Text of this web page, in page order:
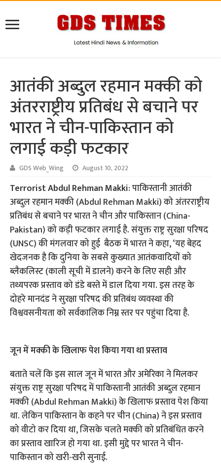
आतंकी अब्दुल रहमान मक्की को
अंतरराष्ट्रीय प्रतिबंध से बचाने पर
भारत ने चीन-पाकिस्तान को
लगाई कड़ी फटकार
GDS Web_Wing August 10, 2022
Terrorist Abdul Rehman Makki: पाकिस्तानी आतंकी
अब्दुल रहमान मक्की (Abdul Rehman Makki) को अंतरराष्ट्रीय
प्रतिबंध से बचाने पर भारत ने चीन और पाकिस्तान (China-
Pakistan) को कड़ी फटकार लगाई है. संयुक्त राष्ट्र सुरक्षा परिषद
(UNSC) की मंगलवार को हुई बैठक में भारत ने कहा, ‘यह बेहद
खेदजनक है कि दुनिया के सबसे कुख्यात आतंकवादियों को
ब्लैकलिस्ट (काली सूची में डालने) करने के लिए सही और
तथ्यपरक प्रस्ताव को डंडे बस्ते में डाल दिया गया. इस तरह के
दोहरे मानदंड ने सुरक्षा परिषद की प्रतिबंध व्यवस्था की
विश्ववसनीयता को सर्वकालिक निम्न स्तर पर पहुंचा दिया है.
जून में मक्की के खिलाफ पेश किया गया था प्रस्ताव
बताते चलें कि इस साल जून में भारत और अमेरिका ने मिलकर
संयुक्त राष्ट्र सुरक्षा परिषद में पाकिस्तानी आतंकी अब्दुल रहमान
मक्की (Abdul Rehman Makki) के खिलाफ प्रस्ताव पेश किया
था. लेकिन पाकिस्तान के कहने पर चीन (China) ने इस प्रस्ताव
को वीटो कर दिया था, जिसके चलते मक्की को प्रतिबंधित करने
का प्रस्ताव खारिज हो गया था. इसी मुद्दे पर भारत ने चीन-
पाकिस्तान को खरी-खरी सुनाई.